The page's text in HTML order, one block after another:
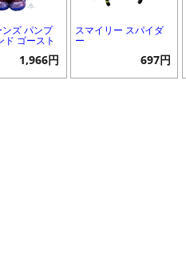
ズ パンプ
ド ゴースト
1,966円
スマイリー スパイダ
ー
697円